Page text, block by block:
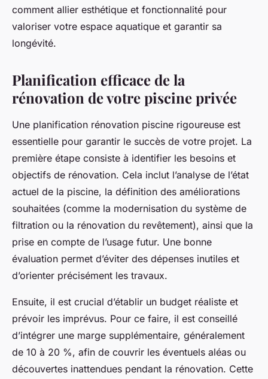
comment allier esthétique et fonctionnalité pour
valoriser votre espace aquatique et garantir sa
longévité.
Planification efficace de la
rénovation de votre piscine privée
Une planification rénovation piscine rigoureuse est
essentielle pour garantir le succès de votre projet. La
première étape consiste à identifier les besoins et
objectifs de rénovation. Cela inclut l’analyse de l’état
actuel de la piscine, la définition des améliorations
souhaitées (comme la modernisation du système de
filtration ou la rénovation du revêtement), ainsi que la
prise en compte de l’usage futur. Une bonne
évaluation permet d’éviter des dépenses inutiles et
d’orienter précisément les travaux.
Ensuite, il est crucial d’établir un budget réaliste et
prévoir les imprévus. Pour ce faire, il est conseillé
d’intégrer une marge supplémentaire, généralement
de 10 à 20 %, afin de couvrir les éventuels aléas ou
découvertes inattendues pendant la rénovation. Cette